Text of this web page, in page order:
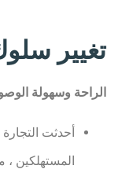
تغيير
الراحة وسهولة
أحدثت
المستهلكين ،